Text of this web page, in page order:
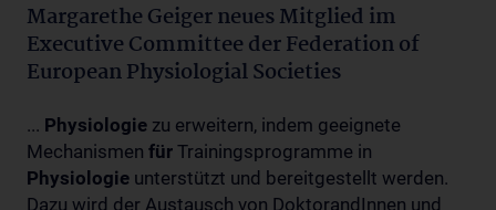
Margarethe Geiger neues Mitglied im
Executive Committee der Federation of
European Physiologial Societies
... Physiologie zu erweitern, indem geeignete
Mechanismen für Trainingsprogramme in
Physiologie unterstützt und bereitgestellt werden.
Dazu wird der Austausch von DoktorandInnen und